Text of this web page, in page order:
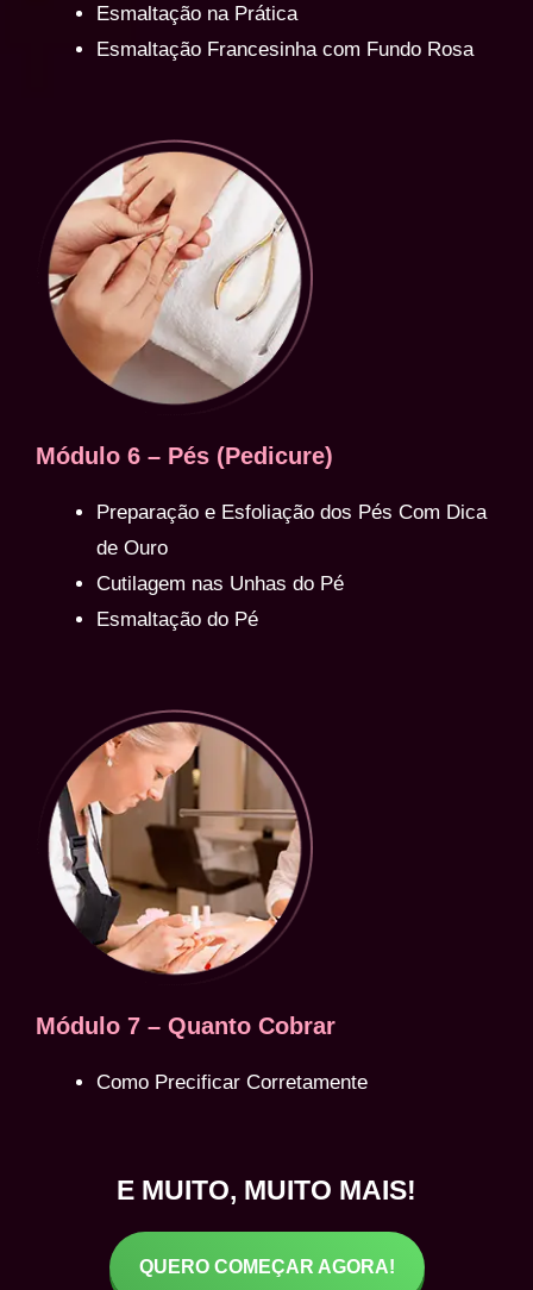
Esmaltação na Prática
Esmaltação Francesinha com Fundo Rosa
Módulo 6 – Pés (Pedicure)
Preparação e Esfoliação dos Pés Com Dica
de Ouro
Cutilagem nas Unhas do Pé
Esmaltação do Pé
Módulo 7 – Quanto Cobrar
Como Precificar Corretamente
E MUITO, MUITO MAIS!
QUERO COMEÇAR AGORA!